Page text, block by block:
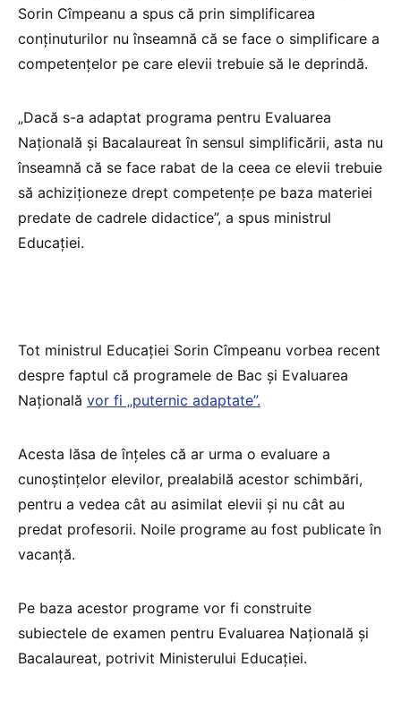
Sorin Cîmpeanu a spus că prin simplificarea
conținuturilor nu înseamnă că se face o simplificare a
competențelor pe care elevii trebuie să le deprindă.
„Dacă s-a adaptat programa pentru Evaluarea
Națională și Bacalaureat în sensul simplificării, asta nu
înseamnă că se face rabat de la ceea ce elevii trebuie
să achiziționeze drept competențe pe baza materiei
predate de cadrele didactice”, a spus ministrul
Educației.
Tot ministrul Educației Sorin Cîmpeanu vorbea recent
despre faptul că programele de Bac și Evaluarea
Națională vor fi „puternic adaptate”.
Acesta lăsa de înțeles că ar urma o evaluare a
cunoștințelor elevilor, prealabilă acestor schimbări,
pentru a vedea cât au asimilat elevii și nu cât au
predat profesorii. Noile programe au fost publicate în
vacanță.
Pe baza acestor programe vor fi construite
subiectele de examen pentru Evaluarea Națională și
Bacalaureat, potrivit Ministerului Educației.